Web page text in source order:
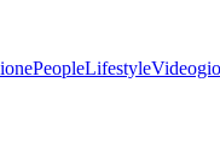
PeopleLifestyle